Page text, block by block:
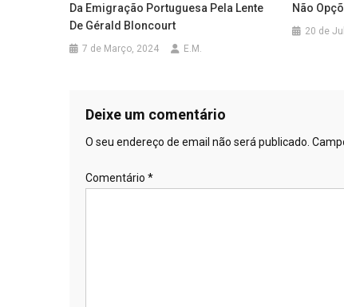
Da Emigração Portuguesa Pela Lente
De Gérald Bloncourt
7 de Março, 2024 E.M.
Não
20 de
Deixe um comentário
O seu endereço de email não será publicado.
Comentário *